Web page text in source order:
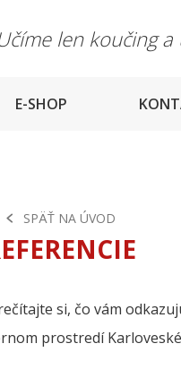
len koučing
E-SHOP
SPÄŤ NA ÚVOD
si, čo vám
prostredí